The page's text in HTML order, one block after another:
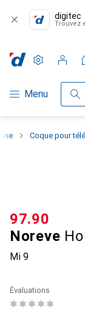
digitec
Trouvez
Navigation par
Menu
Paramètres
Compte
Listes de
Listes
Panier
Coque pour
Noreve
Mi 9
CHF
97.90
Évaluations